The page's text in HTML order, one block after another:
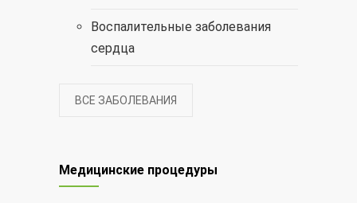
Воспалительные заболевания
сердца
ВСЕ ЗАБОЛЕВАНИЯ
Медицинские процедуры